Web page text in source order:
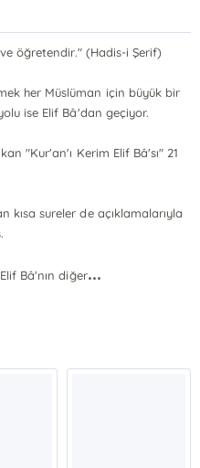
ve öğretendir." (Hadis-i Şerif)
her Müslüman için büyük bir
ise Elif Bâ'dan geçiyor.
"Kur'an'ı Kerim Elif Bâ'sı" 21
kısa sureler de açıklamalarıyla
Bâ'nın diğer...